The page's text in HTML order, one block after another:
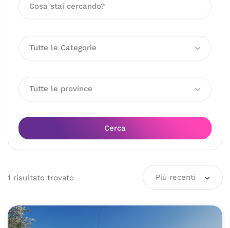
Tutte le Categorie
Tutte le province
Cerca
1 risultato trovato Più recenti